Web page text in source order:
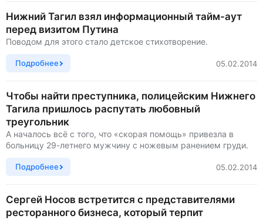
Нижний Тагил взял информационный тайм-аут
перед визитом Путина
Поводом для этого стало детское стихотворение.
Подробнее 05.02.2014
Чтобы найти преступника, полицейским Нижнего
Тагила пришлось распутать любовный
треугольник
А началось всё с того, что «скорая помощь» привезла в
больницу 29-летнего мужчину с ножевым ранением груди.
Подробнее 05.02.2014
Сергей Носов встретится с представителями
ресторанного бизнеса, который терпит